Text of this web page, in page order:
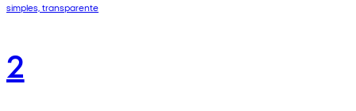
simples, transparente
2